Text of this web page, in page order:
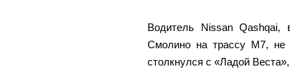
Водитель Nissan Qashqai,
Смолино на трассу М7, не
столкнулся с «Ладой